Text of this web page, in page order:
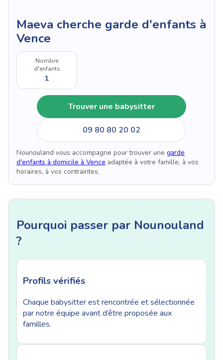
Maeva cherche garde d'enfants à
Vence
Nombre
d'enfants
1
Trouver une babysitter
09 80 80 20 02
Nounouland vous accompagne pour trouver une garde
d'enfants à domicile à Vence adaptée à votre famille, à vos
horaires, à vos contraintes.
Pourquoi passer par Nounouland
?
Profils vérifiés
Chaque babysitter est rencontrée et sélectionnée
par notre équipe avant d’être proposée aux
familles.